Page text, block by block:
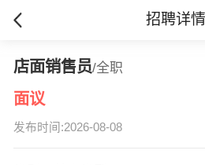
招聘详情
店面销售员/全职
面议
发布时间:2026-08-08